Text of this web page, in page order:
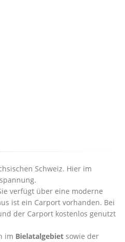
Schweiz. Hier im
verfügt über eine moderne
ist ein Carport vorhanden. Bei
der Carport kostenlos genutzt
im Bielatalgebiet sowie der